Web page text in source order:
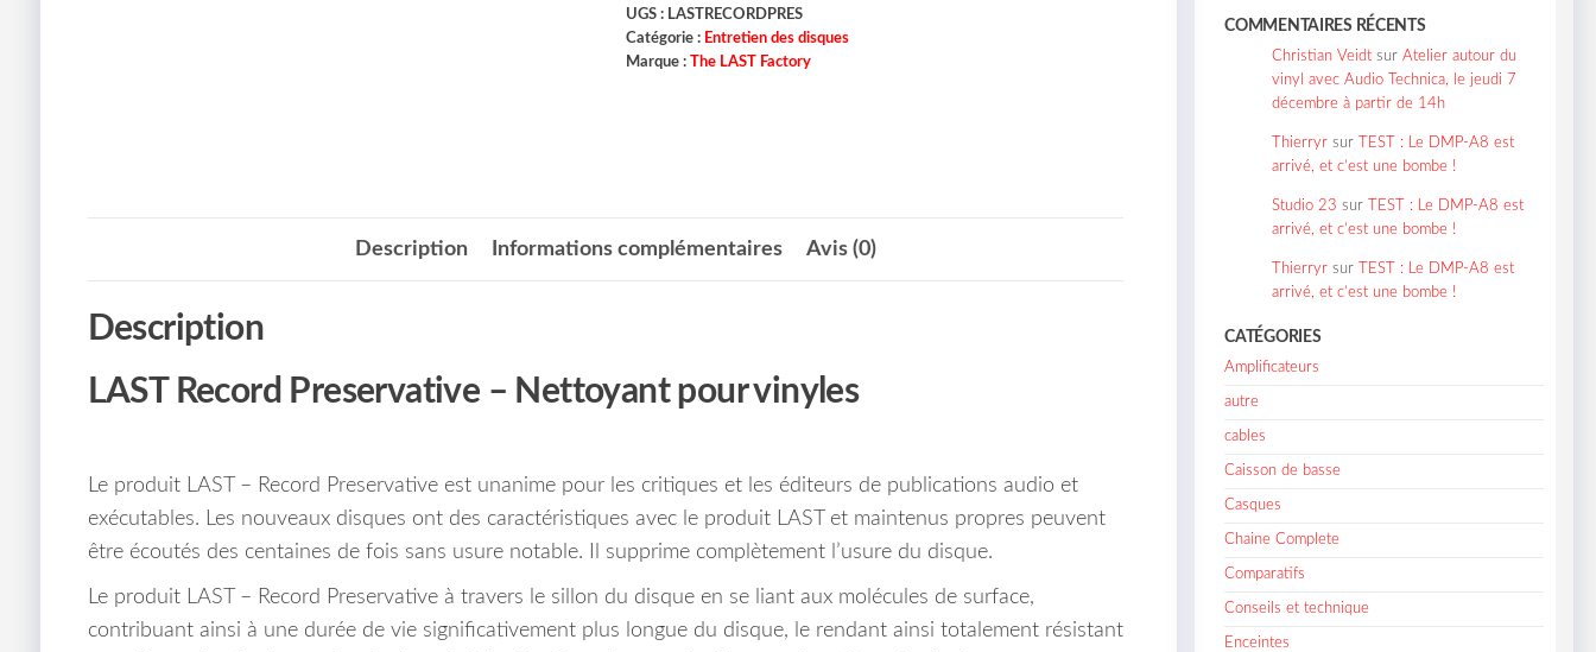
UGS : LASTRECORDPRES
Catégorie : Entretien des disques
Marque :The LAST Factory
Description Informations complémentaires Avis (0)
Description
LAST Record Preservative – Nettoyant pour vinyles
Le produit LAST – Record Preservative est unanime pour les critiques et les éditeurs de publications audio et
exécutables. Les nouveaux disques ont des caractéristiques avec le produit LAST et maintenus propres peuvent
être écoutés des centaines de fois sans usure notable.
Il supprime complètement l’usure du disque.
Le produit LAST – Record Preservative à travers le sillon du disque en se liant aux molécules de surface,
contribuant ainsi à une durée de vie significativement plus longue du disque, le rendant ainsi totalement résistant
COMMENTAIRES RÉCENTS
Christian Veidt surAtelier autour du
vinyl avec Audio Technica, le jeudi 7
décembre à partir de 14h
Thierryr sur
TEST : Le DMP-A8 est
arrivé, et c’est une bombe !
Studio 23 sur
TEST : Le DMP-A8 est
arrivé, et c’est une bombe !
Thierryr sur
TEST : Le DMP-A8 est
arrivé, et c’est une bombe !
CATÉGORIES
Amplificateurs
autre
cables
Caisson de basse
Casques
Chaine Complete
Comparatifs
Conseils et technique
Enceintes